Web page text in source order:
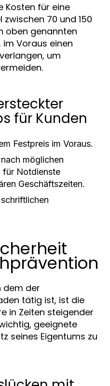
Kosten für eine
70 und 150
oben genannten
im Voraus einen
um
für Kunden
Festpreis im Voraus.
möglichen
für Notdienste
Geschäftszeiten.
dem der
tätig ist, ist die
in Zeiten steigender
geeignete
seines Eigentums zu